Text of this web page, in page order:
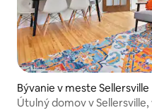
Bývanie v meste Sellersville
Útulný domov v